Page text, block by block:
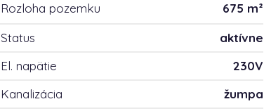
Rozloha pozemku
675 m²
Status
aktívne
El. napätie
230V
Kanalizácia
žumpa